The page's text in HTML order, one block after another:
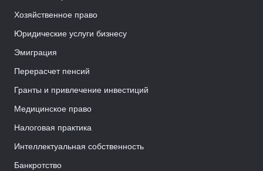
Хозяйственное право
Юридические услуги бизнесу
Эмиграция
Перерасчет пенсий
Гранты и привлечение инвестиций
Медицинское право
Налоговая практика
Интеллектуальная собственность
Банкротство